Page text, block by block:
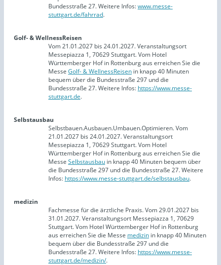
Bundesstraße 27. Weitere Infos:www.messe-
stuttgart.de/fahrrad.
Golf- & WellnessReisen
Vom 21.01.2027 bis 24.01.2027. Veranstaltungsort
Messepiazza 1, 70629 Stuttgart. Vom Hotel
Württemberger Hof in Rottenburg aus erreichen Sie die
Messe Golf- & WellnessReisen in knapp 40 Minuten
bequem über die Bundesstraße 297 und die
Bundesstraße 27. Weitere Infos: https://www.messe-
stuttgart.de.
Selbstausbau
Selbstbauen.Ausbauen.Umbauen.Optimieren. Vom
21.01.2027 bis 24.01.2027. Veranstaltungsort
Messepiazza 1, 70629 Stuttgart. Vom Hotel
Württemberger Hof in Rottenburg aus erreichen Sie die
Messe Selbstausbau in knapp 40 Minuten bequem über
die Bundesstraße 297 und die Bundesstraße 27. Weitere
Infos: https://www.messe-stuttgart.de/selbstausbau.
medizin
Fachmesse für die ärztliche Praxis. Vom 29.01.2027 bis
31.01.2027. Veranstaltungsort Messepiazza 1, 70629
Stuttgart. Vom Hotel Württemberger Hof in Rottenburg
aus erreichen Sie die Messe medizin in knapp 40 Minuten
bequem über die Bundesstraße 297 und die
Bundesstraße 27. Weitere Infos: https://www.messe-
stuttgart.de/medizin/.